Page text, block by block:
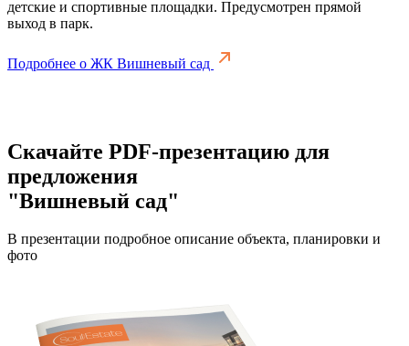
детские и спортивные площадки. Предусмотрен прямой
выход в парк.
Подробнее о ЖК Вишневый сад
Скачайте PDF-презентацию для
предложения
"Вишневый сад"
В презентации подробное описание объекта, планировки и
фото